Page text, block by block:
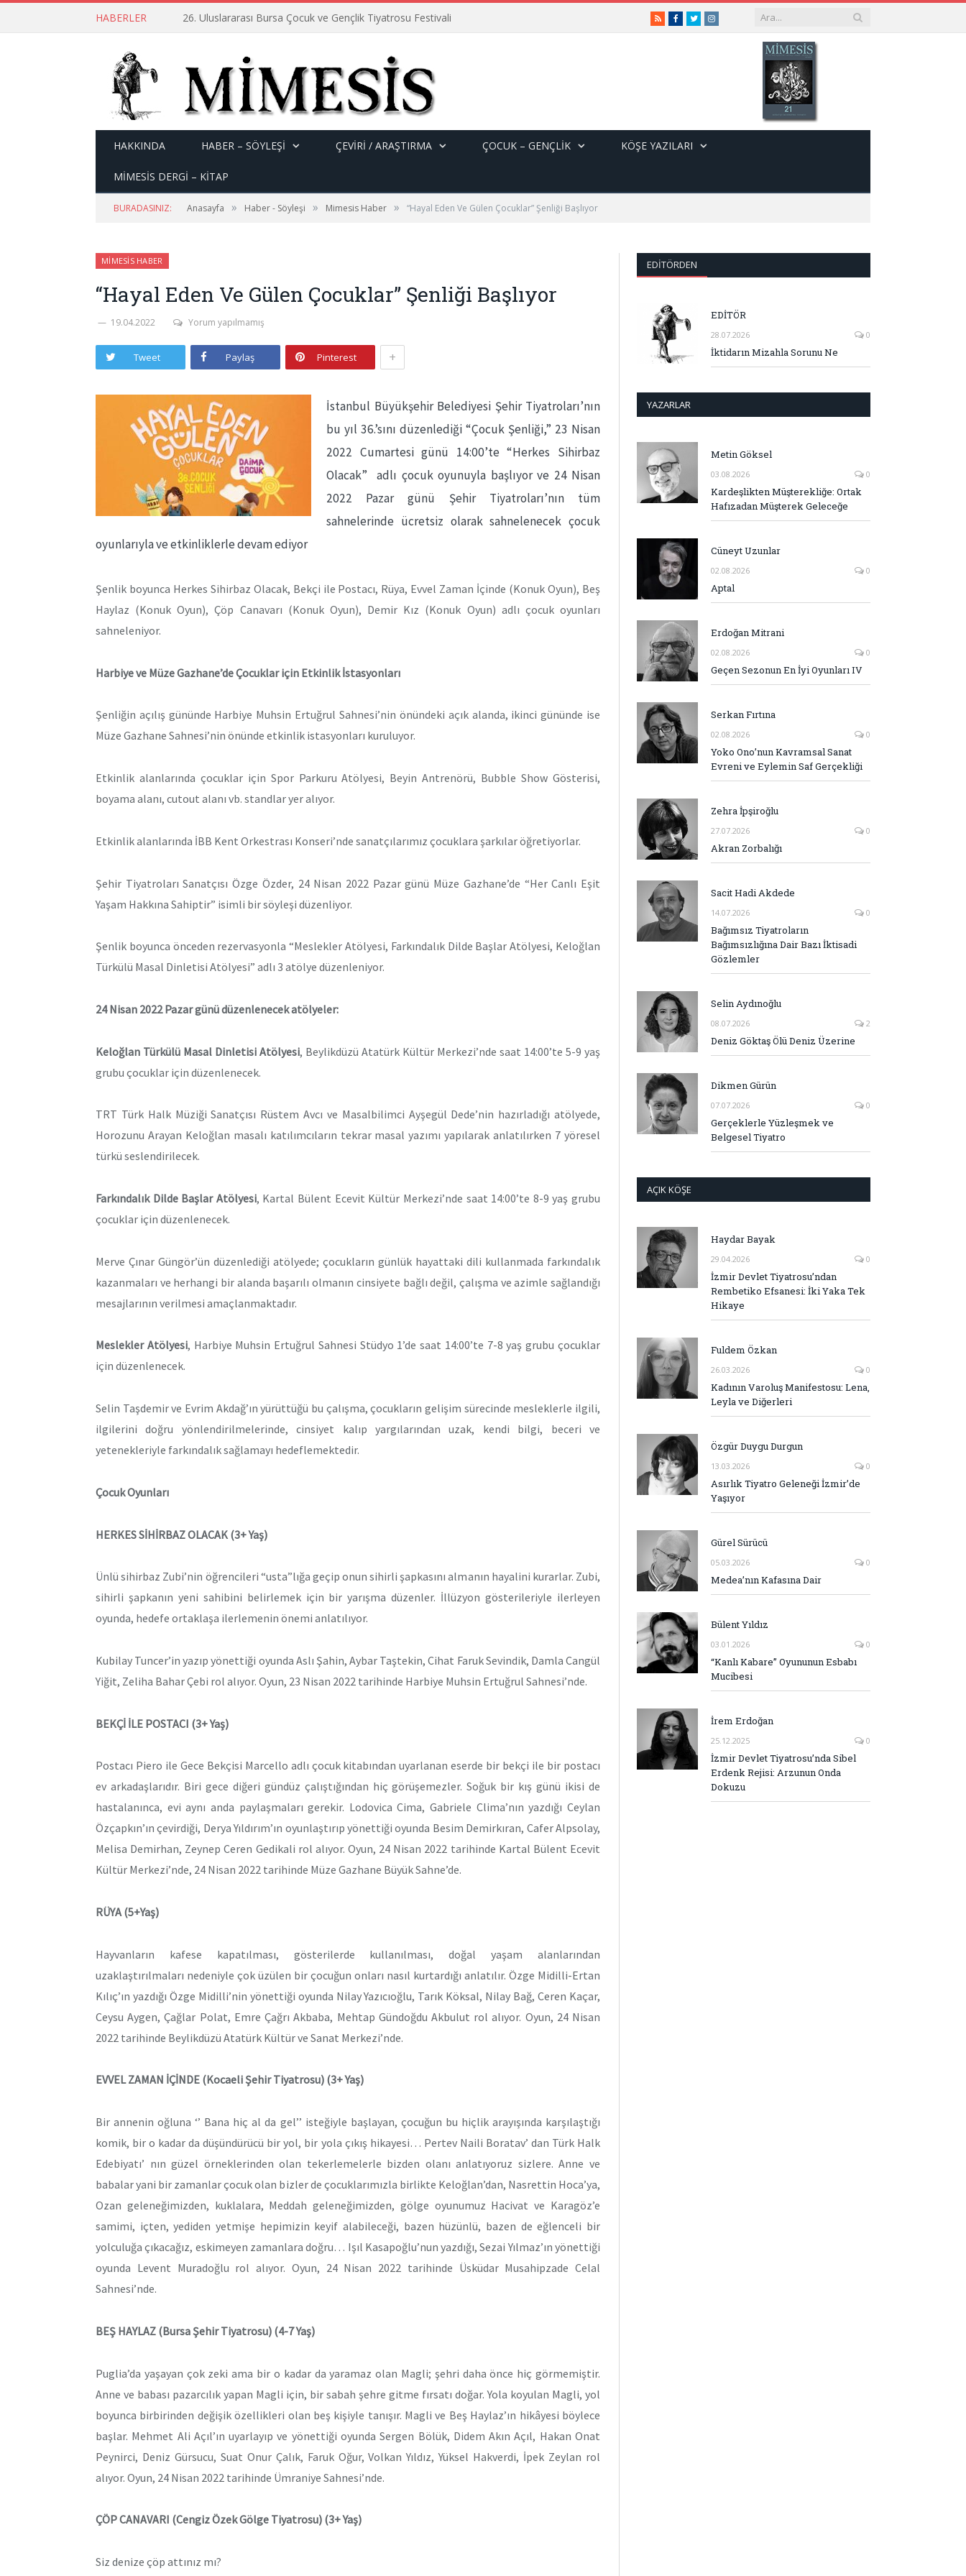
HABERLER 26. Uluslararası Bursa Çocuk ve Gençlik Tiyatrosu Festivali RSSFacebook
TwitterInstagram
HAKKINDA HABER – SÖYLEŞI ÇEVİRİ / ARAŞTIRMA ÇOCUK – GENÇLIK KÖŞE YAZILARI
MİMESİS DERGİ – KİTAP
BURADASINIZ: Anasayfa » Haber - Söyleşi » Mimesis Haber » “Hayal Eden Ve Gülen Çocuklar” Şenliği Başlıyor
MIMESIS HABER
“Hayal Eden Ve Gülen Çocuklar” Şenliği Başlıyor
19.04.2022 Yorum yapılmamış
Tweet Paylaş Pinterest +
İstanbul Büyükşehir Belediyesi Şehir Tiyatroları’nın
bu yıl 36.’sını düzenlediği “Çocuk Şenliği,” 23 Nisan
2022 Cumartesi günü 14:00’te “Herkes Sihirbaz
Olacak” adlı çocuk oyunuyla başlıyor ve 24 Nisan
2022 Pazar günü Şehir Tiyatroları’nın tüm
sahnelerinde ücretsiz olarak sahnelenecek çocuk
oyunlarıyla ve etkinliklerle devam ediyor
Şenlik boyunca Herkes Sihirbaz Olacak, Bekçi ile Postacı, Rüya, Evvel Zaman İçinde (Konuk Oyun), Beş
Haylaz (Konuk Oyun), Çöp Canavarı (Konuk Oyun), Demir Kız (Konuk Oyun) adlı çocuk oyunları
sahneleniyor.
Harbiye ve Müze Gazhane’de Çocuklar için Etkinlik İstasyonları
Şenliğin açılış gününde Harbiye Muhsin Ertuğrul Sahnesi’nin önündeki açık alanda, ikinci gününde ise
Müze Gazhane Sahnesi’nin önünde etkinlik istasyonları kuruluyor.
Etkinlik alanlarında çocuklar için Spor Parkuru Atölyesi, Beyin Antrenörü, Bubble Show Gösterisi,
boyama alanı, cutout alanı vb. standlar yer alıyor.
Etkinlik alanlarında İBB Kent Orkestrası Konseri’nde sanatçılarımız çocuklara şarkılar öğretiyorlar.
Şehir Tiyatroları Sanatçısı Özge Özder, 24 Nisan 2022 Pazar günü Müze Gazhane’de “Her Canlı Eşit
Yaşam Hakkına Sahiptir” isimli bir söyleşi düzenliyor.
Şenlik boyunca önceden rezervasyonla “Meslekler Atölyesi, Farkındalık Dilde Başlar Atölyesi, Keloğlan
Türkülü Masal Dinletisi Atölyesi” adlı 3 atölye düzenleniyor.
24 Nisan 2022 Pazar günü düzenlenecek atölyeler:
Keloğlan Türkülü Masal Dinletisi Atölyesi, Beylikdüzü Atatürk Kültür Merkezi’nde saat 14:00’te 5-9 yaş
grubu çocuklar için düzenlenecek.
TRT Türk Halk Müziği Sanatçısı Rüstem Avcı ve Masalbilimci Ayşegül Dede’nin hazırladığı atölyede,
Horozunu Arayan Keloğlan masalı katılımcıların tekrar masal yazımı yapılarak anlatılırken 7 yöresel
türkü seslendirilecek.
Farkındalık Dilde Başlar Atölyesi, Kartal Bülent Ecevit Kültür Merkezi’nde saat 14:00’te 8-9 yaş grubu
çocuklar için düzenlenecek.
Merve Çınar Güngör’ün düzenlediği atölyede; çocukların günlük hayattaki dili kullanmada farkındalık
kazanmaları ve herhangi bir alanda başarılı olmanın cinsiyete bağlı değil, çalışma ve azimle sağlandığı
mesajlarının verilmesi amaçlanmaktadır.
Meslekler Atölyesi, Harbiye Muhsin Ertuğrul Sahnesi Stüdyo 1’de saat 14:00’te 7-8 yaş grubu çocuklar
için düzenlenecek.
Selin Taşdemir ve Evrim Akdağ’ın yürüttüğü bu çalışma, çocukların gelişim sürecinde mesleklerle ilgili,
ilgilerini doğru yönlendirilmelerinde, cinsiyet kalıp yargılarından uzak, kendi bilgi, beceri ve
yetenekleriyle farkındalık sağlamayı hedeflemektedir.
Çocuk Oyunları
HERKES SİHİRBAZ OLACAK (3+ Yaş)
Ünlü sihirbaz Zubi’nin öğrencileri “usta”lığa geçip onun sihirli şapkasını almanın hayalini kurarlar. Zubi,
sihirli şapkanın yeni sahibini belirlemek için bir yarışma düzenler. İllüzyon gösterileriyle ilerleyen
oyunda, hedefe ortaklaşa ilerlemenin önemi anlatılıyor.
Kubilay Tuncer’in yazıp yönettiği oyunda Aslı Şahin, Aybar Taştekin, Cihat Faruk Sevindik, Damla Cangül
Yiğit, Zeliha Bahar Çebi rol alıyor. Oyun, 23 Nisan 2022 tarihinde Harbiye Muhsin Ertuğrul Sahnesi’nde.
BEKÇİ İLE POSTACI (3+ Yaş)
Postacı Piero ile Gece Bekçisi Marcello adlı çocuk kitabından uyarlanan eserde bir bekçi ile bir postacı
ev arkadaşlarıdır. Biri gece diğeri gündüz çalıştığından hiç görüşemezler. Soğuk bir kış günü ikisi de
hastalanınca, evi aynı anda paylaşmaları gerekir. Lodovica Cima, Gabriele Clima’nın yazdığı Ceylan
Özçapkın’ın çevirdiği, Derya Yıldırım’ın oyunlaştırıp yönettiği oyunda Besim Demirkıran, Cafer Alpsolay,
Melisa Demirhan, Zeynep Ceren Gedikali rol alıyor. Oyun, 24 Nisan 2022 tarihinde Kartal Bülent Ecevit
Kültür Merkezi’nde, 24 Nisan 2022 tarihinde Müze Gazhane Büyük Sahne’de.
RÜYA (5+Yaş)
Hayvanların kafese kapatılması, gösterilerde kullanılması, doğal yaşam alanlarından
uzaklaştırılmaları nedeniyle çok üzülen bir çocuğun onları nasıl kurtardığı anlatılır. Özge Midilli-Ertan
Kılıç’ın yazdığı Özge Midilli’nin yönettiği oyunda Nilay Yazıcıoğlu, Tarık Köksal, Nilay Bağ, Ceren Kaçar,
Ceysu Aygen, Çağlar Polat, Emre Çağrı Akbaba, Mehtap Gündoğdu Akbulut rol alıyor. Oyun, 24 Nisan
2022 tarihinde Beylikdüzü Atatürk Kültür ve Sanat Merkezi’nde.
EVVEL ZAMAN İÇİNDE (Kocaeli Şehir Tiyatrosu) (3+ Yaş)
Bir annenin oğluna ‘’ Bana hiç al da gel’’ isteğiyle başlayan, çocuğun bu hiçlik arayışında karşılaştığı
komik, bir o kadar da düşündürücü bir yol, bir yola çıkış hikayesi… Pertev Naili Boratav’ dan Türk Halk
Edebiyatı’ nın güzel örneklerinden olan tekerlemelerle bizden olanı anlatıyoruz sizlere. Anne ve
babalar yani bir zamanlar çocuk olan bizler de çocuklarımızla birlikte Keloğlan’dan, Nasrettin Hoca’ya,
Ozan geleneğimizden, kuklalara, Meddah geleneğimizden, gölge oyunumuz Hacivat ve Karagöz’e
samimi, içten, yediden yetmişe hepimizin keyif alabileceği, bazen hüzünlü, bazen de eğlenceli bir
yolculuğa çıkacağız, eskimeyen zamanlara doğru… Işıl Kasapoğlu’nun yazdığı, Sezai Yılmaz’ın yönettiği
oyunda Levent Muradoğlu rol alıyor. Oyun, 24 Nisan 2022 tarihinde Üsküdar Musahipzade Celal
Sahnesi’nde.
BEŞ HAYLAZ (Bursa Şehir Tiyatrosu) (4-7 Yaş)
Puglia’da yaşayan çok zeki ama bir o kadar da yaramaz olan Magli; şehri daha önce hiç görmemiştir.
Anne ve babası pazarcılık yapan Magli için, bir sabah şehre gitme fırsatı doğar. Yola koyulan Magli, yol
boyunca birbirinden değişik özellikleri olan beş kişiyle tanışır. Magli ve Beş Haylaz’ın hikâyesi böylece
başlar. Mehmet Ali Açıl’ın uyarlayıp ve yönettiği oyunda Sergen Bölük, Didem Akın Açıl, Hakan Onat
Peynirci, Deniz Gürsucu, Suat Onur Çalık, Faruk Oğur, Volkan Yıldız, Yüksel Hakverdi, İpek Zeylan rol
alıyor. Oyun, 24 Nisan 2022 tarihinde Ümraniye Sahnesi’nde.
ÇÖP CANAVARI (Cengiz Özek Gölge Tiyatrosu) (3+ Yaş)
Siz denize çöp attınız mı?
EDITÖRDEN
EDİTÖR
28.07.2026 0
İktidarın Mizahla Sorunu Ne
YAZARLAR
Metin Göksel
03.08.2026 0
Kardeşlikten Müşterekliğe: Ortak
Hafızadan Müşterek Geleceğe
Cüneyt Uzunlar
02.08.2026 0
Aptal
Erdoğan Mitrani
02.08.2026 0
Geçen Sezonun En İyi Oyunları IV
Serkan Fırtına
02.08.2026 0
Yoko Ono’nun Kavramsal Sanat
Evreni ve Eylemin Saf Gerçekliği
Zehra İpşiroğlu
27.07.2026 0
Akran Zorbalığı
Sacit Hadi Akdede
14.07.2026 0
Bağımsız Tiyatroların
Bağımsızlığına Dair Bazı İktisadi
Gözlemler
Selin Aydınoğlu
08.07.2026 2
Deniz Göktaş Ölü Deniz Üzerine
Dikmen Gürün
07.07.2026 0
Gerçeklerle Yüzleşmek ve
Belgesel Tiyatro
AÇIK KÖŞE
Haydar Bayak
29.04.2026 0
İzmir Devlet Tiyatrosu’ndan
Rembetiko Efsanesi: İki Yaka Tek
Hikaye
Fuldem Özkan
26.03.2026 0
Kadının Varoluş Manifestosu: Lena,
Leyla ve Diğerleri
Özgür Duygu Durgun
13.03.2026 0
Asırlık Tiyatro Geleneği İzmir’de
Yaşıyor
Gürel Sürücü
05.03.2026 0
Medea’nın Kafasına Dair
Bülent Yıldız
03.01.2026 0
“Kanlı Kabare” Oyununun Esbabı
Mucibesi
İrem Erdoğan
25.12.2025 0
İzmir Devlet Tiyatrosu’nda Sibel
Erdenk Rejisi: Arzunun Onda
Dokuzu